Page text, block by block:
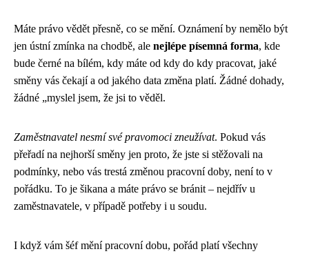
Máte právo vědět přesně, co se mění. Oznámení by nemělo být
jen ústní zmínka na chodbě, ale nejlépe písemná forma, kde
bude černé na bílém, kdy máte od kdy do kdy pracovat, jaké
směny vás čekají a od jakého data změna platí. Žádné dohady,
žádné „myslel jsem, že jsi to věděl.
Zaměstnavatel nesmí své pravomoci zneužívat. Pokud vás
přeřadí na nejhorší směny jen proto, že jste si stěžovali na
podmínky, nebo vás trestá změnou pracovní doby, není to v
pořádku. To je šikana a máte právo se bránit – nejdřív u
zaměstnavatele, v případě potřeby i u soudu.
I když vám šéf mění pracovní dobu, pořád platí všechny